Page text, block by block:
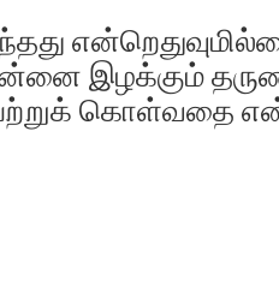
இழக்கும்
கொள்வதை